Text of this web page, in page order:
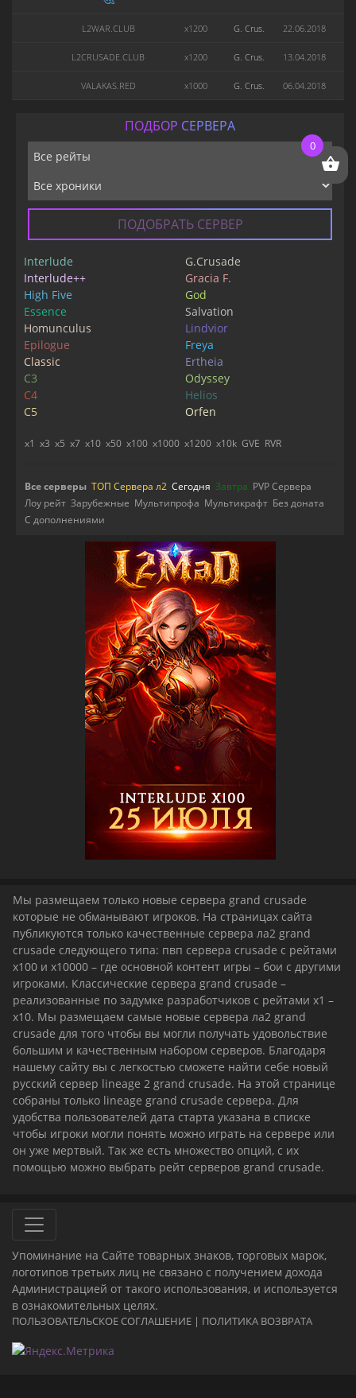
L2WAR.CLUB x1200 G. Crus. 22.06.2018
L2CRUSADE.CLUB x1200 G. Crus. 13.04.2018
VALAKAS.RED x1000 G. Crus. 06.04.2018
ПОДБОР СЕРВЕРА
ПОДОБРАТЬ СЕРВЕР
Interlude
Interlude++
High Five
Essence
Homunculus
Epilogue
Classic
C3
C4
C5
G.Crusade
Gracia F.
God
Salvation
Lindvior
Freya
Ertheia
Odyssey
Helios
Orfen
x1 x3 x5 x7 x10 x50 x100 x1000 x1200 x10k GVE RVR
Все серверы ТОП Сервера л2 Сегодня Завтра PVP Сервера
Лоу рейт Зарубежные Мультипрофа Мультикрафт Без доната
С дополнениями
Мы размещаем только новые сервера grand crusade
которые не обманывают игроков. На страницах сайта
публикуются только качественные сервера ла2 grand
crusade следующего типа: пвп сервера crusade с рейтами
х100 и х10000 – где основной контент игры – бои с другими
игроками. Классические сервера grand crusade –
реализованные по задумке разработчиков с рейтами х1 –
х10. Мы размещаем самые новые сервера ла2 grand
crusade для того чтобы вы могли получать удовольствие
большим и качественным набором серверов. Благодаря
нашему сайту вы с легкостью сможете найти себе новый
русский сервер lineage 2 grand crusade. На этой странице
собраны только lineage grand crusade сервера. Для
удобства пользователей дата старта указана в списке
чтобы игроки могли понять можно играть на сервере или
он уже мертвый. Так же есть множество опций, с их
помощью можно выбрать рейт серверов grand crusade.
Упоминание на Сайте товарных знаков, торговых марок,
логотипов третьих лиц не связано с получением дохода
Администрацией от такого использования, и используется
в ознакомительных целях.
ПОЛЬЗОВАТЕЛЬСКОЕ СОГЛАШЕНИЕ | ПОЛИТИКА ВОЗВРАТА
0